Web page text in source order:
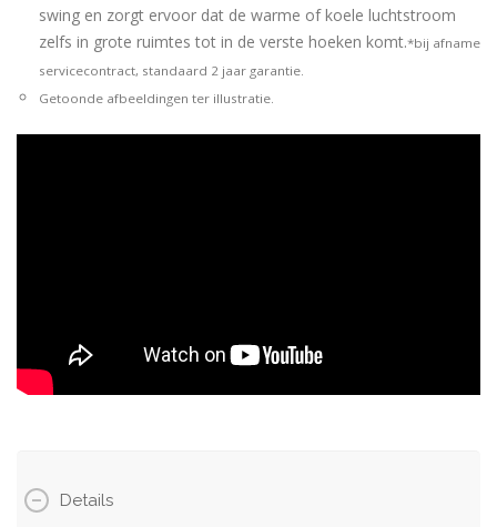
swing en zorgt ervoor dat de warme of koele luchtstroom
zelfs in grote ruimtes tot in de verste hoeken komt.*bij afname
servicecontract, standaard 2 jaar garantie.
Getoonde afbeeldingen ter illustratie.
Details